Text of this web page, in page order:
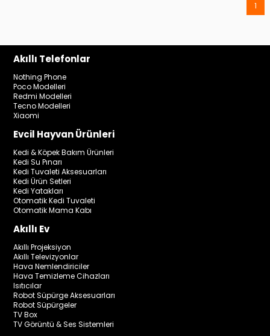
1
Akıllı Telefonlar
Nothing Phone
Poco Modelleri
Redmi Modelleri
Tecno Modelleri
Xiaomi
Evcil Hayvan Ürünleri
Kedi & Köpek Bakım Ürünleri
Kedi Su Pınarı
Kedi Tuvaleti Aksesuarları
Kedi Ürün Setleri
Kedi Yatakları
Otomatik Kedi Tuvaleti
Otomatik Mama Kabı
Akıllı Ev
Akıllı Projeksiyon
Akıllı Televizyonlar
Hava Nemlendiriciler
Hava Temizleme Cihazları
Isıtıcılar
Robot Süpürge Aksesuarları
Robot Süpürgeler
TV Box
TV Görüntü & Ses Sistemleri